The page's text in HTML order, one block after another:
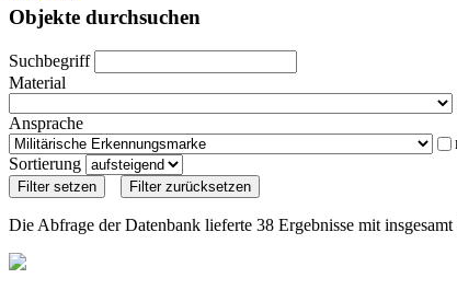
Objekte durchsuchen
Suchbegriff
Material
Ansprache
Sortierung
Die Abfrage der Datenbank lieferte 38 Ergebnisse mit